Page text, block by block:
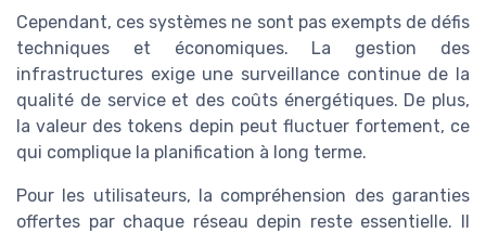
Cependant, ces systèmes ne sont pas exempts de défis
techniques et économiques. La gestion des
infrastructures exige une surveillance continue de la
qualité de service et des coûts énergétiques. De plus,
la valeur des tokens depin peut fluctuer fortement, ce
qui complique la planification à long terme.
Pour les utilisateurs, la compréhension des garanties
offertes par chaque réseau depin reste essentielle. Il